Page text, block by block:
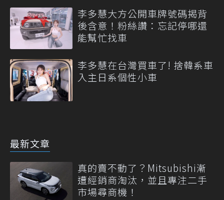
李多慧大方公開車牌號碼揭背
後含意！粉絲讚：忘記停哪還
能幫忙找車
李多慧在台灣買車了! 捨韓系車
入主日系個性小車
最新文章
真的賣不動了？Mitsubishi漸
遭經銷商淘汰，並且專注二手
市場尋商機！